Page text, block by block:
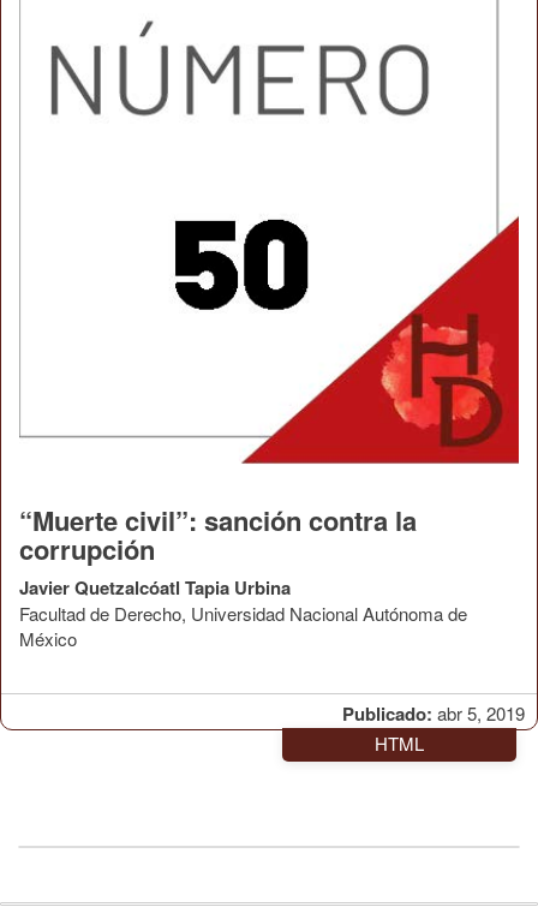
Publicado: abr 5, 2019
“Muerte civil”: sanción contra la
corrupción
Javier Quetzalcóatl Tapia Urbina
Facultad de Derecho, Universidad Nacional Autónoma de
México
HTML